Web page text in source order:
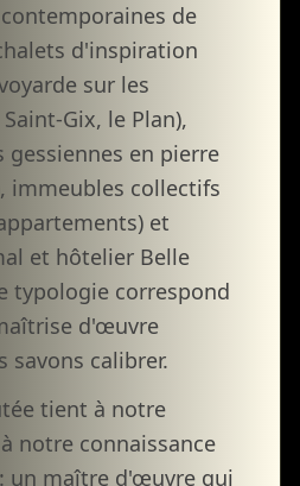
contemporaines de
d'inspiration
sur les
Gix, le Plan),
gessiennes en pierre
immeubles collectifs
et
et hôtelier Belle
typologie correspond
d'œuvre
savons calibrer.
tient à notre
notre connaissance
un maître d'œuvre qui